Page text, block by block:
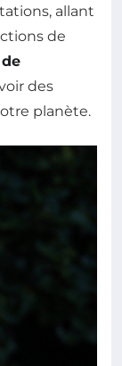
allant
de
des
planète.